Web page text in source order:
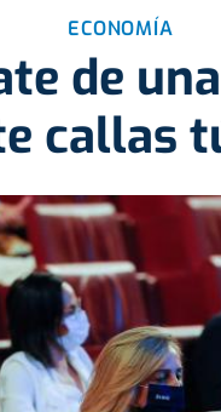
ECONOMÍA
de
callas